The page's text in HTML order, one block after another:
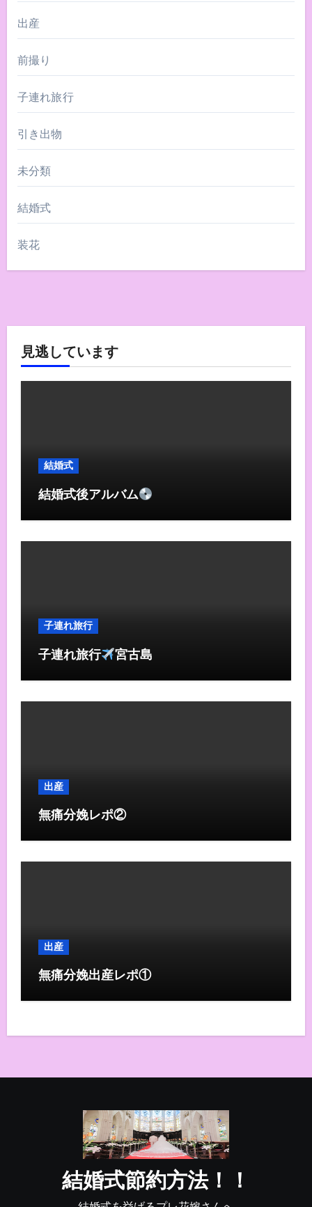
出産
前撮り
子連れ旅行
引き出物
未分類
結婚式
装花
見逃しています
結婚式
結婚式後アルバム
子連れ旅行
子連れ旅行 宮古島
出産
無痛分娩レポ②
出産
無痛分娩出産レポ①
結婚式節約方法！！